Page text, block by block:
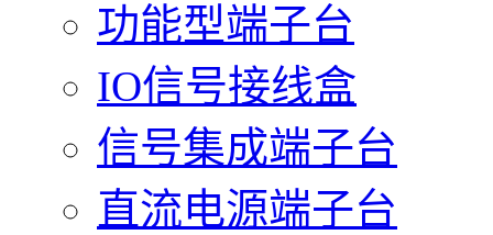
功能型端子台
IO信号接线盒
信号集成端子台
直流电源端子台